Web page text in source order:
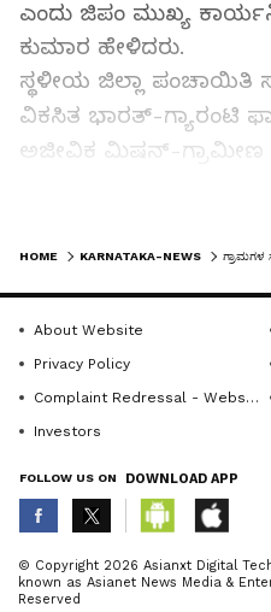
ಎಂದು ಜಿಪಂ ಮುಖ್ಯ
ಕುಮಾರ ಹೇಳಿದರು.
ಸ್ಥಳೀಯ ಜಿಲ್ಲಾ ಪಂಚಾಯಿತಿ
ವಿಕಸಿತ ಭಾರತ್-ಗ್ಯಾರಂಟಿ
ಅಜೀವಿಕ ಮಿಷನ್-
ಒಂದು ಆರ್ಥಿಕ ವರ್ಷದಲ್ಲಿ
ಉದ್ಯೋಗ ನೀಡಲು ಅವಕಾಶ
ಕುಟುಂಬಗಳಿಗೆ ಸ್ಥಳೀಯ
ಕೇಂದ್ರ ಸರ್ಕಾರದ
ಪ್ರತಿ ದಿನದ ಕೂಲಿ ದರ 382
ಎಂದರು.
ABOUT THE AUTHOR
K
HOME KARNATAKA-NEWS ಗ್ರಾಮಗಳ
About Website
Privacy Policy
Complaint Redressal - Website
Investors
FOLLOW US ON DOWNLOAD APP
© Copyright 2026 Asianxt Digital
known as Asianet News Media &
Reserved